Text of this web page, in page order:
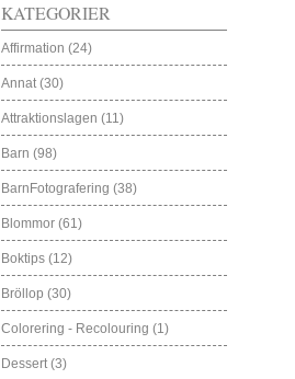
KATEGORIER
Affirmation (24)
Annat (30)
Attraktionslagen (11)
Barn (98)
BarnFotografering (38)
Blommor (61)
Boktips (12)
Bröllop (30)
Colorering - Recolouring (1)
Dessert (3)